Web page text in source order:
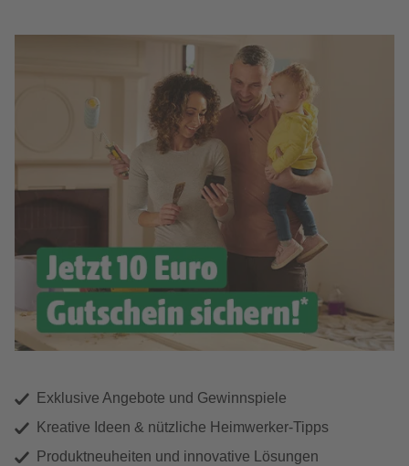
Exklusive Angebote und Gewinnspiele
Kreative Ideen & nützliche Heimwerker-Tipps
Produktneuheiten und innovative Lösungen